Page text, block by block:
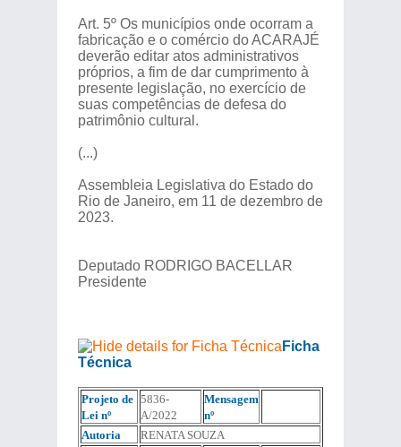
Art. 5º Os municípios onde ocorram a
fabricação e o comércio do ACARAJÉ
deverão editar atos administrativos
próprios, a fim de dar cumprimento à
presente legislação, no exercício de
suas competências de defesa do
patrimônio cultural.
(...)
Assembleia Legislativa do Estado do
Rio de Janeiro, em 11 de dezembro de
2023.
Deputado RODRIGO BACELLAR
Presidente
Ficha
Técnica
Projeto de
Lei nº
5836-
A/2022
Mensagem
nº
Autoria
RENATA SOUZA